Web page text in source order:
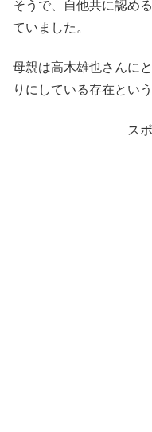
そうで、自他共に認め
ていました。
母親は高木雄也さんに
りにしている存在とい
ス